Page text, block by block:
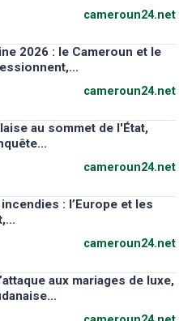
cameroun24.net
2026 : le Cameroun et le
cameroun24.net
au sommet de l'État,
cameroun24.net
: l’Europe et les
cameroun24.net
aux mariages de luxe,